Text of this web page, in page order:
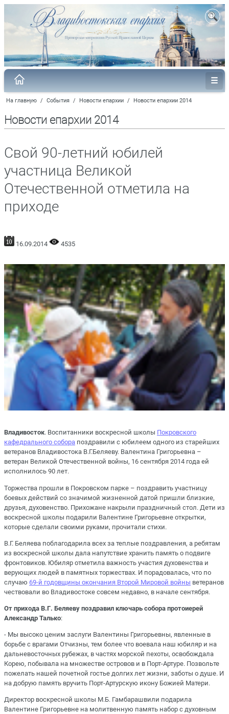
На главную / События / Новости епархии / Новости епархии 2014
Новости епархии 2014
Свой 90-летний юбилей
участница Великой
Отечественной отметила на
приходе
16.09.2014 4535
Владивосток. Воспитанники воскресной школы Покровского
кафедрального собора поздравили с юбилеем одного из старейших
ветеранов Владивостока В.Г.Беляеву. Валентина Григорьевна –
ветеран Великой Отечественной войны, 16 сентября 2014 года ей
исполнилось 90 лет.
Торжества прошли в Покровском парке – поздравить участницу
боевых действий со значимой жизненной датой пришли близкие,
друзья, духовенство. Прихожане накрыли праздничный стол. Дети из
воскресной школы подарили Валентине Григорьевне открытки,
которые сделали своими руками, прочитали стихи.
В.Г. Беляева поблагодарила всех за теплые поздравления, а ребятам
из воскресной школы дала напутствие хранить память о подвиге
фронтовиков. Юбиляр отметила важность участия духовенства и
верующих людей в памятных торжествах. И порадовалась, что по
случаю 69-й годовщины окончания Второй Мировой войны ветеранов
чествовали во Владивостоке совсем недавно, в начале сентября.
От прихода В.Г. Беляеву поздравил ключарь собора протоиерей
Александр Талько:
- Мы высоко ценим заслуги Валентины Григорьевны, явленные в
борьбе с врагами Отчизны, тем более что воевала наш юбиляр и на
дальневосточных рубежах, в частях морской пехоты, освобождала
Корею, побывала на множестве островов и в Порт-Артуре. Позвольте
пожелать нашей почетной гостье долгих лет жизни, заботы о душе. И
на добрую память вручить Порт-Артурскую икону Божией Матери.
Директор воскресной школы М.Б. Гамбарашвили подарила
Валентине Григорьевне на молитвенную память набор с духовным